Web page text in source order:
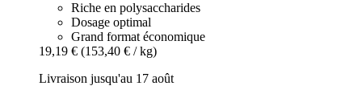
Riche en polysaccharides
Dosage optimal
Grand format économique
19,19 € (153,40 € / kg)
Livraison jusqu'au 17 août